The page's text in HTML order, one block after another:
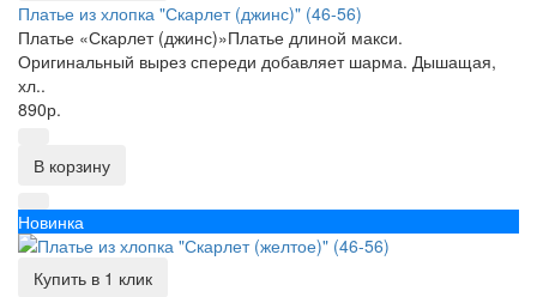
Платье из хлопка "Скарлет (джинс)" (46-56)
Платье «Скарлет (джинс)»Платье длиной макси.
Оригинальный вырез спереди добавляет шарма. Дышащая,
хл..
890р.
В корзину
Новинка
Купить в 1 клик